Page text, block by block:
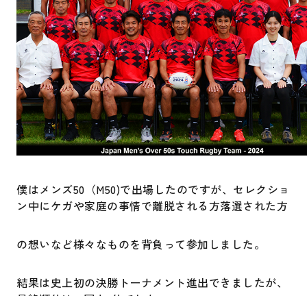
僕はメンズ50（M50)で出場したのですが、セレクショ
ン中にケガや家庭の事情で離脱される方落選された方
の想いなど様々なものを背負って参加しました。
結果は史上初の決勝トーナメント進出できましたが、